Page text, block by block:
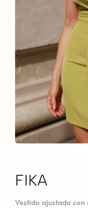
FIKA
Vestido ajustado